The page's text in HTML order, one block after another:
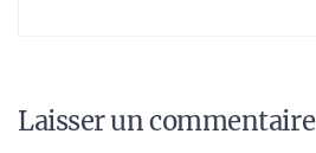
Laisser un commentaire